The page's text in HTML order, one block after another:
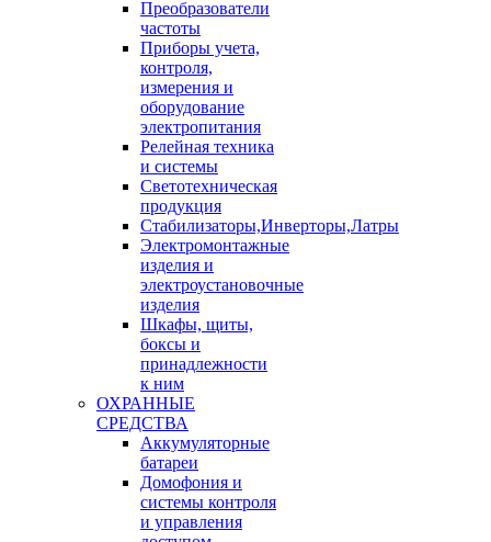
Преобразователи
частоты
Приборы учета,
контроля,
измерения и
оборудование
электропитания
Релейная техника
и системы
Светотехническая
продукция
Стабилизаторы,Инверторы,Латры
Электромонтажные
изделия и
электроустановочные
изделия
Шкафы, щиты,
боксы и
принадлежности
к ним
ОХРАННЫЕ
СРЕДСТВА
Аккумуляторные
батареи
Домофония и
системы контроля
и управления